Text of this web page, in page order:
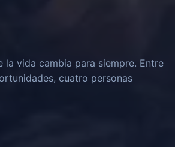
la vida cambia para siempre. Entre
cuatro personas